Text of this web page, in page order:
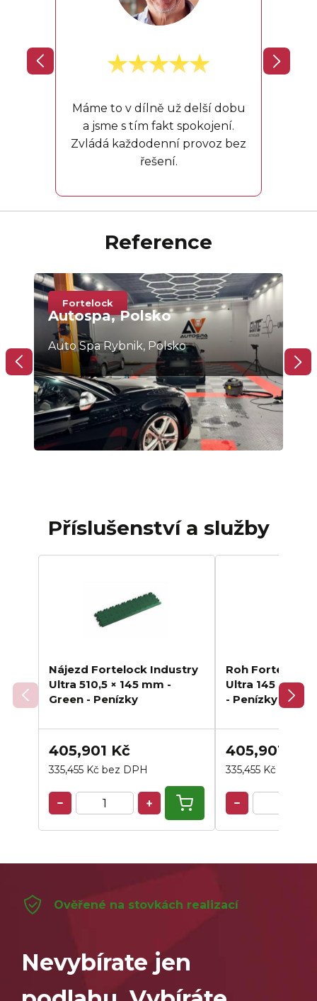
Máme to v dílně už delší dobu
a jsme s tím fakt spokojení.
Zvládá každodenní provoz bez
řešení.
Reference
Fortelock
Autospa, Polsko
Auto Spa Rybnik, Polsko
Příslušenství a služby
Nájezd Fortelock Industry
Ultra 510,5 × 145 mm -
Green - Penízky
405,901 Kč
335,455 Kč bez DPH
Roh Fortelock
Ultra 145 × 145
- Penízky
405,901 Kč
335,455 Kč bez
Ověřené na stovkách realizací
Nevybírate jen